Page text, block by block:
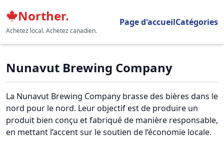
Norther.
Achetez local. Achetez canadien.
Page d'accueilCatégories
Nunavut Brewing Company
La Nunavut Brewing Company brasse des bières dans le
nord pour le nord. Leur objectif est de produire un
produit bien conçu et fabriqué de manière responsable,
en mettant l’accent sur le soutien de l’économie locale.